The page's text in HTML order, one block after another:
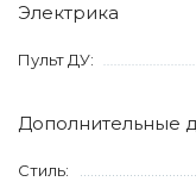
Электрика
Пульт ДУ:
Дополнительные
Стиль: